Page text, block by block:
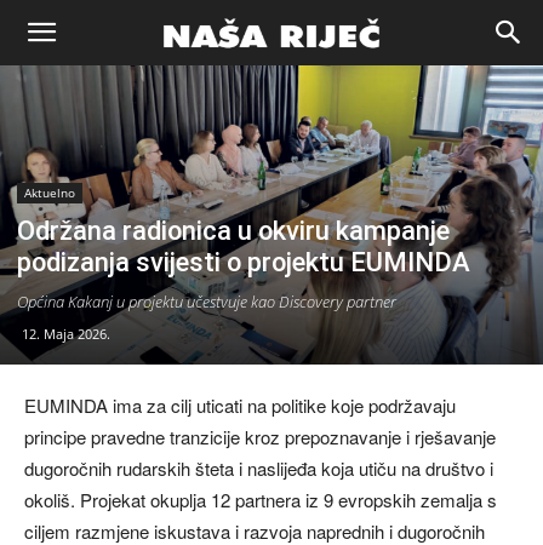
Naša
riječ
Zenica
Aktuelno
Održana radionica u okviru kampanje
podizanja svijesti o projektu EUMINDA
Općina Kakanj u projektu učestvuje kao Discovery partner
12. Maja 2026.
EUMINDA ima za cilj uticati na politike koje podržavaju
principe pravedne tranzicije kroz prepoznavanje i rješavanje
dugoročnih rudarskih šteta i naslijeđa koja utiču na društvo i
okoliš. Projekat okuplja 12 partnera iz 9 evropskih zemalja s
ciljem razmjene iskustava i razvoja naprednih i dugoročnih